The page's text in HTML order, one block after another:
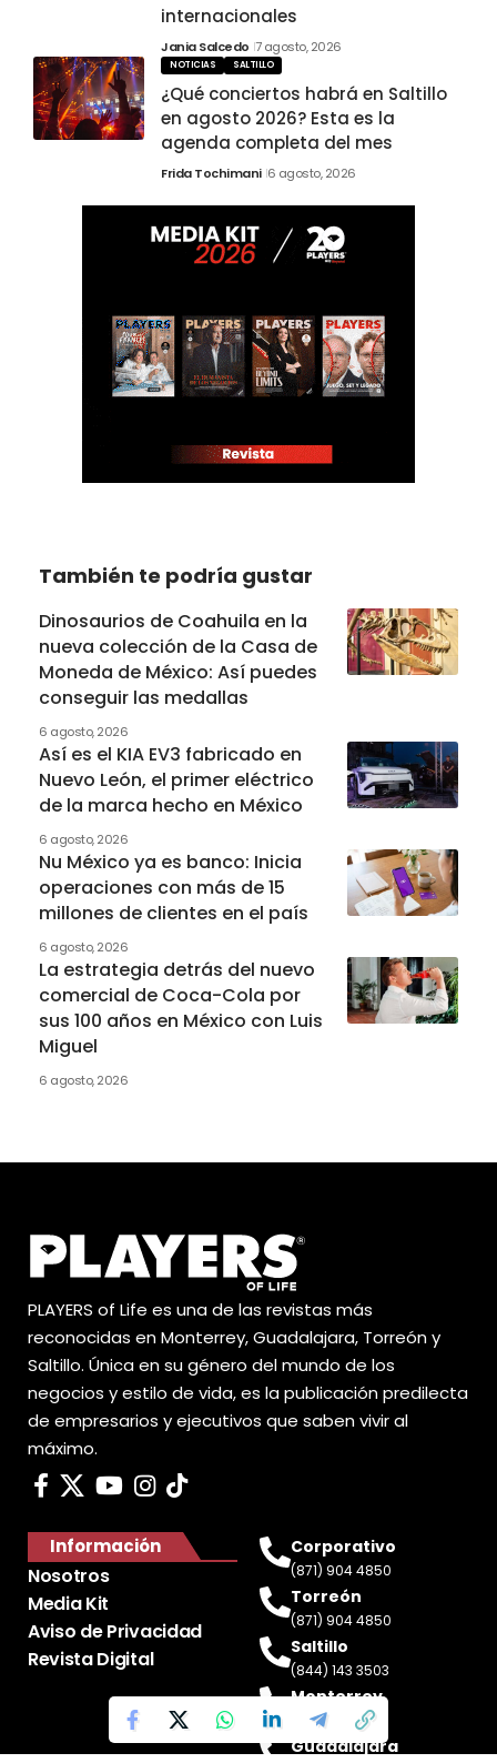
internacionales
Jania Salcedo 7 agosto, 2026
NOTICIAS SALTILLO
¿Qué conciertos habrá en Saltillo
en agosto 2026? Esta es la
agenda completa del mes
Frida Tochimani 6 agosto, 2026
También te podría gustar
Dinosaurios de Coahuila en la
nueva colección de la Casa de
Moneda de México: Así puedes
conseguir las medallas
6 agosto, 2026
Así es el KIA EV3 fabricado en
Nuevo León, el primer eléctrico
de la marca hecho en México
6 agosto, 2026
Nu México ya es banco: Inicia
operaciones con más de 15
millones de clientes en el país
6 agosto, 2026
La estrategia detrás del nuevo
comercial de Coca-Cola por
sus 100 años en México con Luis
Miguel
6 agosto, 2026
PLAYERS of Life es una de las revistas más
reconocidas en Monterrey, Guadalajara, Torreón y
Saltillo. Única en su género del mundo de los
negocios y estilo de vida, es la publicación predilecta
de empresarios y ejecutivos que saben vivir al
máximo.
Información
Nosotros
Media Kit
Aviso de Privacidad
Revista Digital
Corporativo
(871) 904 4850
Torreón
(871) 904 4850
Saltillo
(844) 143 3503
Monterrey
(81) 2188 0412
Guadalajara